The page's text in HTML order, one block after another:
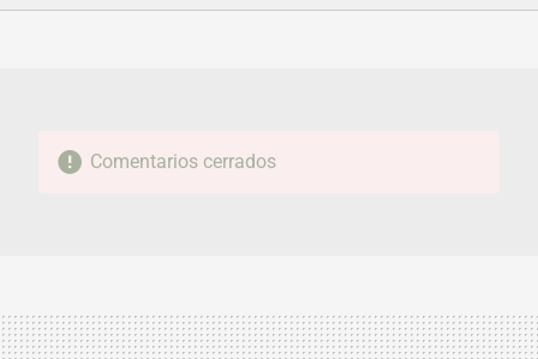
FACEBOOKTWITTERFLIPBOARD
E-
WHATSAPP
Comentarios cerrados